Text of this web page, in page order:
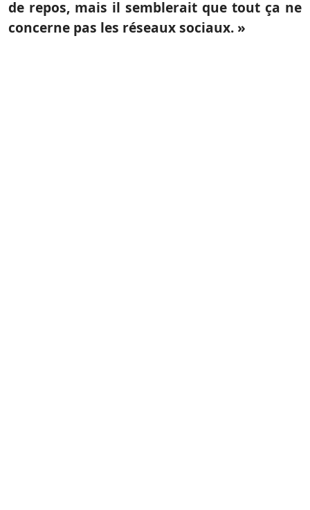
de repos, mais il semblerait que tout ça ne
concerne pas les réseaux sociaux. »